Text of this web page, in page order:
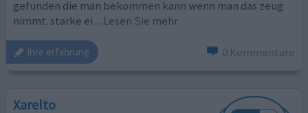
gefunden die man bekommen kann wenn man das zeug
nimmt. starke ei ... Lesen Sie mehr
ihre erfahrung 0 Kommentare
Xarelto